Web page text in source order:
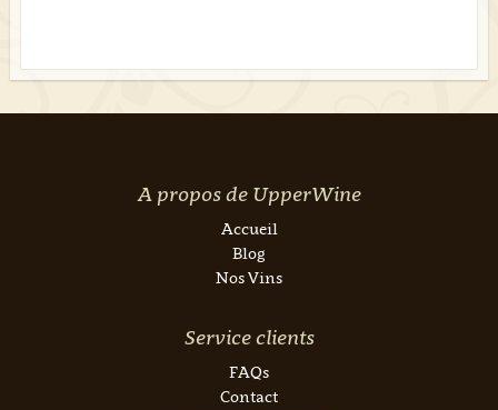
A propos de UpperWine
Accueil
Blog
Nos Vins
Service clients
FAQs
Contact